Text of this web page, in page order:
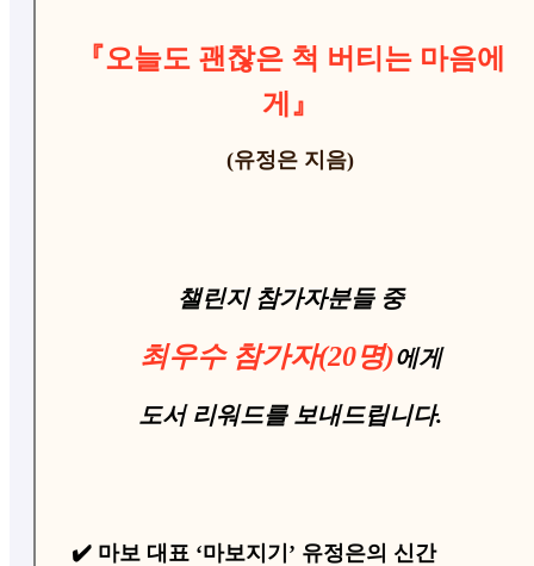
『오늘도 괜찮은 척 버티는 마음에
게』
(유정은 지음)
챌린지 참가자분들 중
최우수 참가자(20명)에게
도서 리워드를 보내드립니다.
✔️ 마보 대표 ‘마보지기’ 유정은의 신간